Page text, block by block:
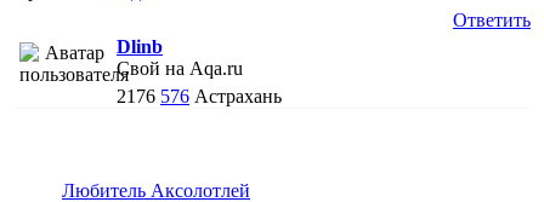
Ответить
Dlinb
Свой на Aqa.ru
2176 576 Астрахань
Любитель Аксолотлей